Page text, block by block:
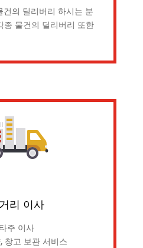
의 딜리버리 하시는 분
종 물건의 딜리버리 또한
리 이사
타주 이사
창고 보관 서비스